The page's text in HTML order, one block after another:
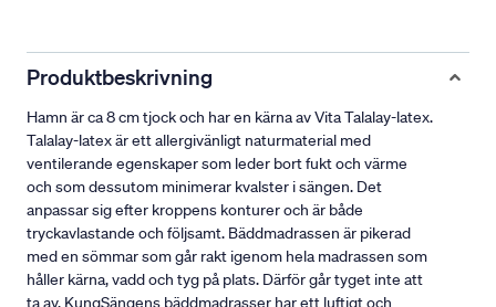
Produktbeskrivning
Hamn är ca 8 cm tjock och har en kärna av Vita Talalay-latex.
Talalay-latex är ett allergivänligt naturmaterial med
ventilerande egenskaper som leder bort fukt och värme
och som dessutom minimerar kvalster i sängen. Det
anpassar sig efter kroppens konturer och är både
tryckavlastande och följsamt. Bäddmadrassen är pikerad
med en sömmar som går rakt igenom hela madrassen som
håller kärna, vadd och tyg på plats. Därför går tyget inte att
ta av. KungSängens bäddmadrasser har ett luftigt och